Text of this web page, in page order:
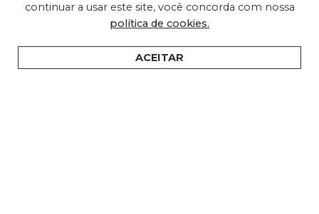
(+55) 11 2028-2616
sac@embuled.com
contato@embuled.com
continuar a usar este site, você concorda com nossa
política de cookies.
ACEITAR